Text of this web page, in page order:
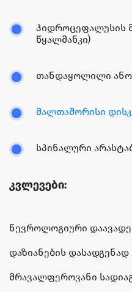
ჰიდროცეფალუსის
წყალმანკი)
თანდაყოლილი
მალთაშორისი
სპინალური
კვლევები:
ნევროლოგიური
დაზიანების დასადგენად
მრავალფეროვანი